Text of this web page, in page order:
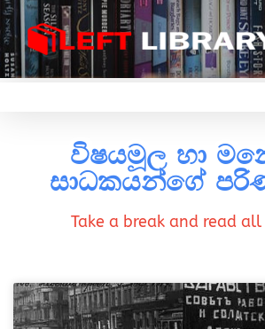
විෂයමූල හා
සාධකයන්ගේ
Take a break and read